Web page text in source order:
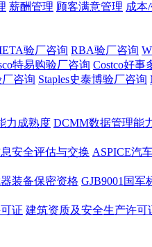
薪酬管理 顾客满意管理 成本
验厂咨询 RBA验厂咨询
特易购验厂咨询 Costco好事
咨询 Staples史泰博验厂咨询
力成熟度 DCMM数据管理能
安全评估与交换 ASPICE汽
装备保密资格 GJB9001国军
证 建筑资质及安全生产许可